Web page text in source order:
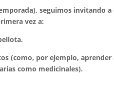
seguimos invitando a
vez a:
(como, por ejemplo, aprender
como medicinales).